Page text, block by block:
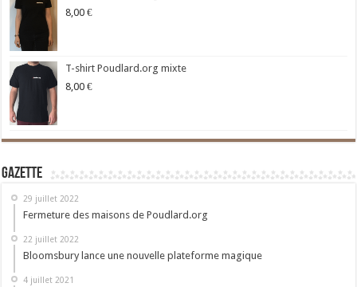
8,00 €
T-shirt Poudlard.org mixte
8,00 €
Gazette
29 juillet 2022
Fermeture des maisons de Poudlard.org
22 juillet 2022
Bloomsbury lance une nouvelle plateforme magique
4 juillet 2021